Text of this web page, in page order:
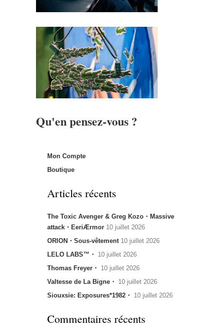
Qu'en pensez-vous ?
Mon Compte
Boutique
Articles récents
The Toxic Avenger & Greg Kozo・Massive
attack・EeriÆrmor 10 juillet 2026
ORION・Sous-vêtement 10 juillet 2026
LELO LABS™・ 10 juillet 2026
Thomas Freyer・ 10 juillet 2026
Valtesse de La Bigne・ 10 juillet 2026
Siouxsie: Exposures*1982・ 10 juillet 2026
Commentaires récents